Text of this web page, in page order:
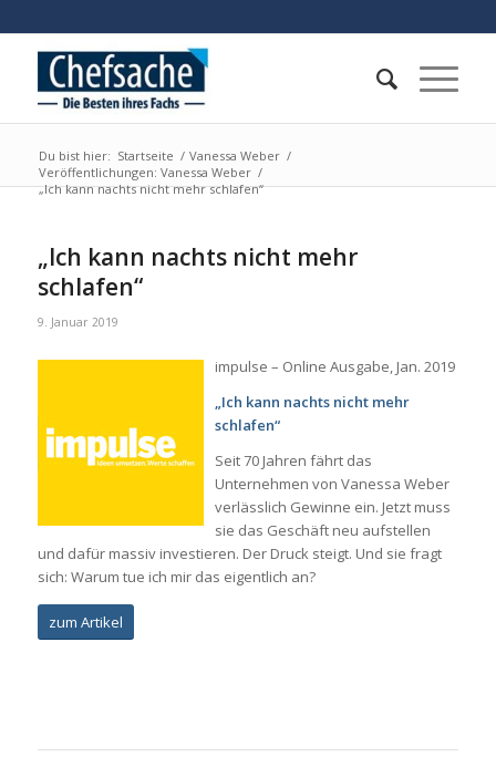
Du bist hier: Startseite / Vanessa Weber /
Veröffentlichungen: Vanessa Weber /
„Ich kann nachts nicht mehr schlafen“
„Ich kann nachts nicht mehr
schlafen“
9. Januar 2019
impulse – Online Ausgabe, Jan. 2019
„Ich kann nachts nicht mehr
schlafen“
Seit 70 Jahren fährt das
Unternehmen von Vanessa Weber
verlässlich Gewinne ein. Jetzt muss
sie das Geschäft neu aufstellen
und dafür massiv investieren. Der Druck steigt. Und sie fragt
sich: Warum tue ich mir das eigentlich an?
zum Artikel